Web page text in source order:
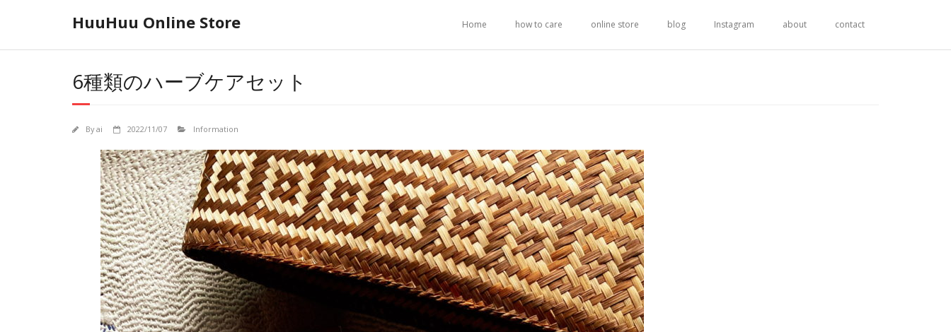
HuuHuu Online Store Home how to care online store blog Instagram about contact
6種類のハーブケアセット
Byai 2022/11/07 Information